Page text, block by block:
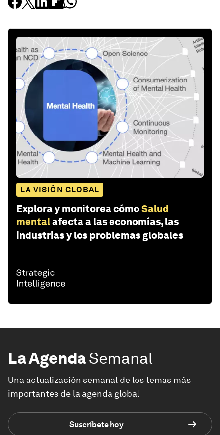
LA VISIÓN GLOBAL
Explora y monitorea cómoSalud
mentalafecta a las economías, las
industrias y los problemas globales
La AgendaSemanal
Una actualización semanal de los temas más
importantes de la agenda global
Suscríbete hoy